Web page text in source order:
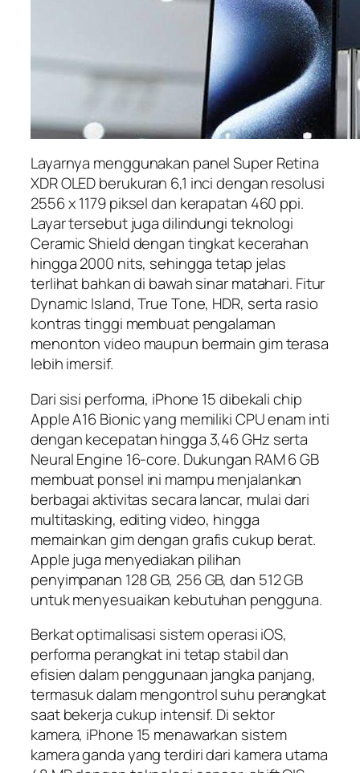
Layarnya menggunakan panel Super Retina
XDR OLED berukuran 6,1 inci dengan resolusi
2556 x 1179 piksel dan kerapatan 460 ppi.
Layar tersebut juga dilindungi teknologi
Ceramic Shield dengan tingkat kecerahan
hingga 2000 nits, sehingga tetap jelas
terlihat bahkan di bawah sinar matahari. Fitur
Dynamic Island, True Tone, HDR, serta rasio
kontras tinggi membuat pengalaman
menonton video maupun bermain gim terasa
lebih imersif.
Dari sisi performa, iPhone 15 dibekali chip
Apple A16 Bionic yang memiliki CPU enam inti
dengan kecepatan hingga 3,46 GHz serta
Neural Engine 16-core. Dukungan RAM 6 GB
membuat ponsel ini mampu menjalankan
berbagai aktivitas secara lancar, mulai dari
multitasking, editing video, hingga
memainkan gim dengan grafis cukup berat.
Apple juga menyediakan pilihan
penyimpanan 128 GB, 256 GB, dan 512 GB
untuk menyesuaikan kebutuhan pengguna.
Berkat optimalisasi sistem operasi iOS,
performa perangkat ini tetap stabil dan
efisien dalam penggunaan jangka panjang,
termasuk dalam mengontrol suhu perangkat
saat bekerja cukup intensif. Di sektor
kamera, iPhone 15 menawarkan sistem
kamera ganda yang terdiri dari kamera utama